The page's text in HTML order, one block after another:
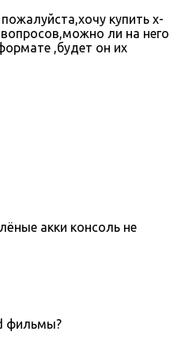
купить x-
ли на него
,будет он их
акки консоль не
фильмы?